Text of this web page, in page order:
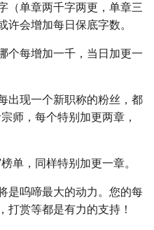
（单章两千字两更，单章三
会增加每日保底字数。
个每增加一千，当日加更一
出现一个新职称的粉丝，都
师，每个特别加更两章，
单，同样特别加更一章。
是呜啼最大的动力。您的每
打赏等都是有力的支持！